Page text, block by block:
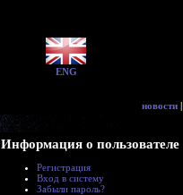
ENG
новости |
Информация о пользователе
Регистрация
Вход в систему
Забыли пароль?